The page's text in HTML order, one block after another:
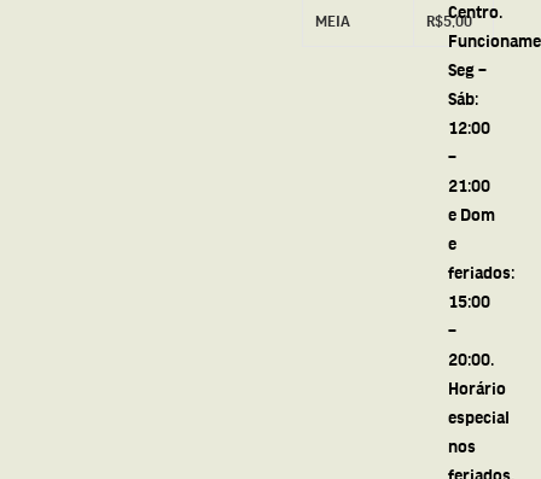
MEIA R$5,00Centro.
Seg –
Sáb:
12:00
–
21:00
e Dom
e
feriados:
15:00
–
20:00.
Horário
especial
nos
feriados.